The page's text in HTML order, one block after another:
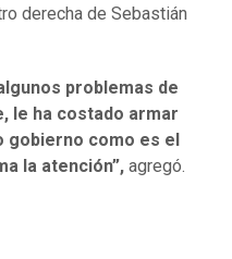
derecha de Sebastián
problemas de
le ha costado armar
gobierno como es el
la atención”, agregó.